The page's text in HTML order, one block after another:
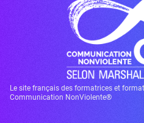
Le site français des formatrices et
Communication NonViolente®